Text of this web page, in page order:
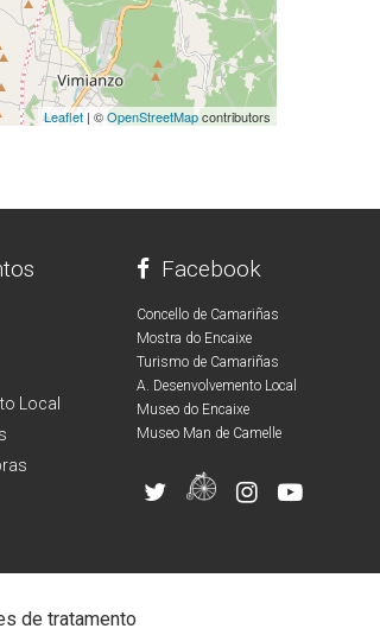
Leaflet | ©OpenStreetMapcontributors
Local
Facebook
Concello de Camariñas
Mostra do Encaixe
Turismo de Camariñas
A. Desenvolvemento Local
Museo do Encaixe
Museo Man de Camelle
de tratamento